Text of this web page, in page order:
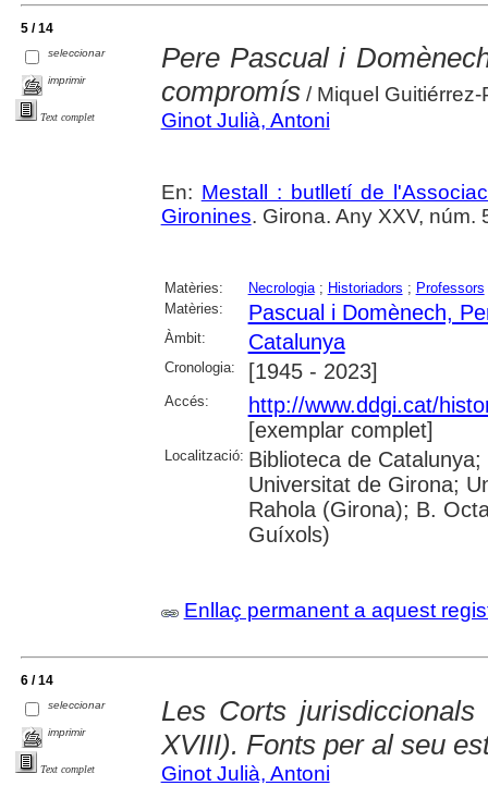
5 / 14
seleccionar
imprimir
Text complet
Pere Pascual i
compromís/ Miquel Guitiérrez-
Ginot Julià, Antoni
En: Mestall : butlletí de
Gironines. Girona. Any XXV, núm.
Matèries: Necrologia; Historiadors ; Professors
Matèries:
Pascual i Domènech,
Àmbit: Catalunya
Cronologia: [1945 - 2023]
Accés:
http://www.ddgi.cat/
[exemplar complet]
Localització: Biblioteca de
Universitat de Girona;
Rahola (Girona); B.
Guíxols)
Enllaç permanent a aquest
6 / 14
seleccionar
imprimir
Text complet
Les Corts
XVIII). Fonts per al seu
Ginot Julià, Antoni